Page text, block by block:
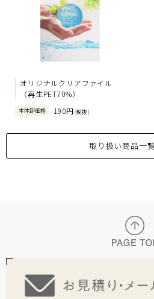
オリジナルクリアファイル
（再生PET70%）
本体卸価格 190円(税抜)
取り扱い商品一